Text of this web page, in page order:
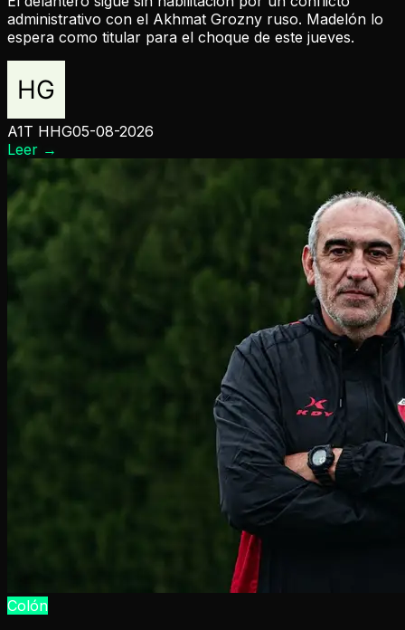
administrativo con el Akhmat Grozny ruso. Madelón lo
espera como titular para el choque de este jueves.
A1T HHG05-08-2026
Leer →
Colón